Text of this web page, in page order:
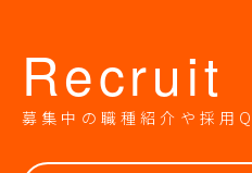
Recruit
募集中の職種紹介や採用